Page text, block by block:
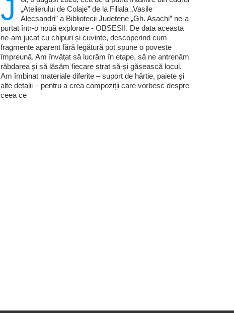
J
„Atelierului de Colaje” de la Filiala „Vasile
Alecsandri” a Bibliotecii Județene „Gh. Asachi” ne-a
purtat într-o nouă explorare - OBSESII. De data aceasta
ne-am jucat cu chipuri și cuvinte, descoperind cum
fragmente aparent fără legătură pot spune o poveste
împreună. Am învățat să lucrăm în etape, să ne antrenăm
răbdarea și să lăsăm fiecare strat să-și găsească locul.
Am îmbinat materiale diferite – suport de hârtie, paiete și
alte detalii – pentru a crea compoziții care vorbesc despre
ceea ce